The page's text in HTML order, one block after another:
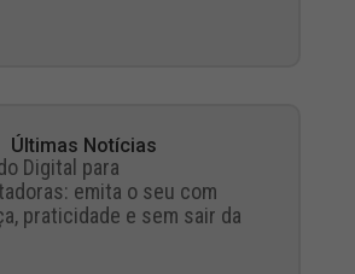
Últimas Notícias
Digital para
emita o seu com
praticidade e sem sair da